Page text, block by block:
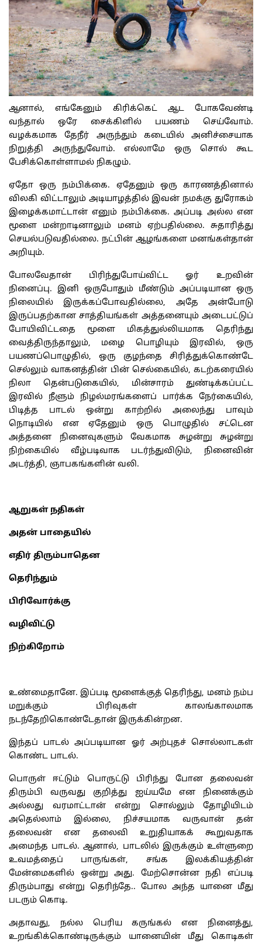
ஆனால், எங்கேனும் கிரிக்கெட் ஆட போகவேண்டி
வந்தால் ஒரே சைக்கிளில் பயணம் செய்வோம்.
வழக்கமாக தேநீர் அருந்தும் கடையில் அனிச்சையாக
நிறுத்தி அருந்துவோம். எல்லாமே ஒரு சொல் கூட
பேசிக்கொள்ளாமல் நிகழும்.
ஏதோ ஒரு நம்பிக்கை. ஏதேனும் ஒரு காரணத்தினால்
விலகி விட்டாலும் அடியாழத்தில் இவன் நமக்கு துரோகம்
இழைக்கமாட்டான் எனும் நம்பிக்கை. அப்படி அல்ல என
மூளை மன்றாடினாலும் மனம் ஏற்பதில்லை. சுதாரித்து
செயல்படுவதில்லை. நட்பின் ஆழங்களை மனங்கள்தான்
அறியும்.
போலவேதான் பிரிந்துபோய்விட்ட ஓர் உறவின்
நினைப்பு. இனி ஒருபோதும் மீண்டும் அப்படியான ஒரு
நிலையில் இருக்கப்போவதில்லை, அதே அன்போடு
இருப்பதற்கான சாத்தியங்கள் அத்தனையும் அடைபட்டுப்
போயிவிட்டதை மூளை மிகத்துல்லியமாக தெரிந்து
வைத்திருந்தாலும், மழை பொழியும் இரவில், ஒரு
பயணப்பொழுதில், ஒரு குழந்தை சிரித்துக்கொண்டே
செல்லும் வாகனத்தின் பின் செல்கையில், கடற்கரையில்
நிலா தென்படுகையில், மின்சாரம் துண்டிக்கப்பட்ட
இரவில் நீளும் நிழல்மரங்களைப் பார்க்க நேர்கையில்,
பிடித்த பாடல் ஒன்று காற்றில் அலைந்து பாவும்
நொடியில் என ஏதேனும் ஒரு பொழுதில் சட்டென
அத்தனை நினைவுகளும் வேகமாக சுழன்று சுழன்று
நிற்கையில் வீழ்படிவாக படர்ந்துவிடும், நினைவின்
அடர்த்தி, ஞாபகங்களின் வலி.
ஆறுகள் நதிகள்
அதன் பாதையில்
எதிர் திரும்பாதென
தெரிந்தும்
பிரிவோர்க்கு
வழிவிட்டு
நிற்கிறோம்
உண்மைதானே. இப்படி மூளைக்குத் தெரிந்து, மனம் நம்ப
மறுக்கும் பிரிவுகள் காலங்காலமாக
நடந்தேறிகொண்டேதான் இருக்கின்றன.
இந்தப் பாடல் அப்படியான ஓர் அற்புதச் சொல்லாடகள்
கொண்ட பாடல்.
பொருள் ஈட்டும் பொருட்டு பிரிந்து போன தலைவன்
திரும்பி வருவது குறித்து ஐய்யமே என நினைக்கும்
அல்லது வரமாட்டான் என்று சொல்லும் தோழியிடம்
அதெல்லாம் இல்லை, நிச்சயமாக வருவான் தன்
தலைவன் என தலைவி உறுதியாகக் கூறுவதாக
அமைந்த பாடல். ஆனால், பாடலில் இருக்கும் உள்ளுறை
உவமத்தைப் பாருங்கள், சங்க இலக்கியத்தின்
மேன்மைகளில் ஒன்று அது. மேற்சொன்ன நதி எப்படி
திரும்பாது என்று தெரிந்தே.. போல அந்த யானை மீது
படரும் கொடி.
அதாவது, நல்ல பெரிய கருங்கல் என நினைத்து,
உறங்கிக்கொண்டிருக்கும் யானையின் மீது கொடிகள்